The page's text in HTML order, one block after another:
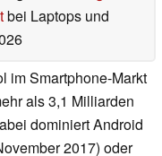
bei Laptops und
im Smartphone-Markt
als 3,1 Milliarden
dominiert Android
2017) oder